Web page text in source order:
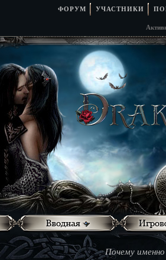
ФОРУМ УЧАСТНИКИ
Почему